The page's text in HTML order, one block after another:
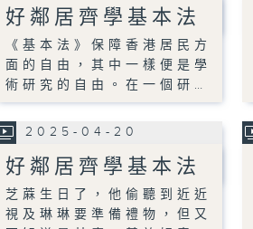
好鄰居齊學基本法
《基本法》保障香港居民方
面的自由，其中一樣便是學
術研究的自由。在一個研…
2025-04-20
好鄰居齊學基本法
芝蔴生日了，他偷聽到近近
視及琳琳要準備禮物，但又